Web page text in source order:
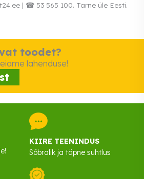
| ☎ 53 565 100. Tarne üle Eesti.
toodet?
lahenduse!
KIIRE TEENINDUS
Sõbralik ja täpne suhtlus